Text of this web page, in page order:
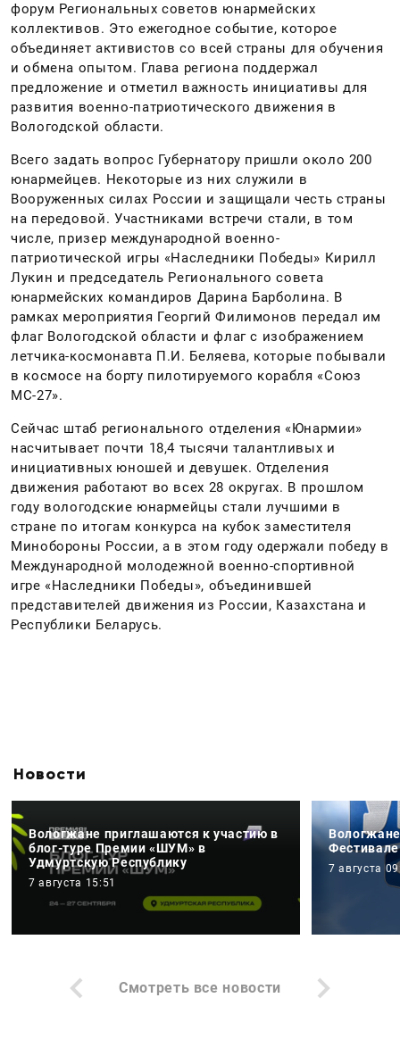
форум Региональных советов юнармейских
коллективов. Это ежегодное событие, которое
объединяет активистов со всей страны для обучения
и обмена опытом. Глава региона поддержал
предложение и отметил важность инициативы для
развития военно-патриотического движения в
Вологодской области.
Всего задать вопрос Губернатору пришли около 200
юнармейцев. Некоторые из них служили в
Вооруженных силах России и защищали честь страны
на передовой. Участниками встречи стали, в том
числе, призер международной военно-
патриотической игры «Наследники Победы» Кирилл
Лукин и председатель Регионального совета
юнармейских командиров Дарина Барболина. В
рамках мероприятия Георгий Филимонов передал им
флаг Вологодской области и флаг с изображением
летчика-космонавта П.И. Беляева, которые побывали
в космосе на борту пилотируемого корабля «Союз
МС-27».
Сейчас штаб регионального отделения «Юнармии»
насчитывает почти 18,4 тысячи талантливых и
инициативных юношей и девушек. Отделения
движения работают во всех 28 округах. В прошлом
году вологодские юнармейцы стали лучшими в
стране по итогам конкурса на кубок заместителя
Минобороны России, а в этом году одержали победу в
Международной молодежной военно-спортивной
игре «Наследники Победы», объединившей
представителей движения из России, Казахстана и
Республики Беларусь.
Новости
Вологжане приглашаются к участию в
блог-туре Премии «ШУМ» в
Удмуртскую Республику
7 августа 15:51
7 августа
Смотреть все новости